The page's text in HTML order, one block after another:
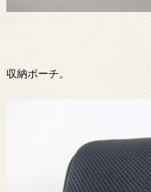
収納ポーチ。